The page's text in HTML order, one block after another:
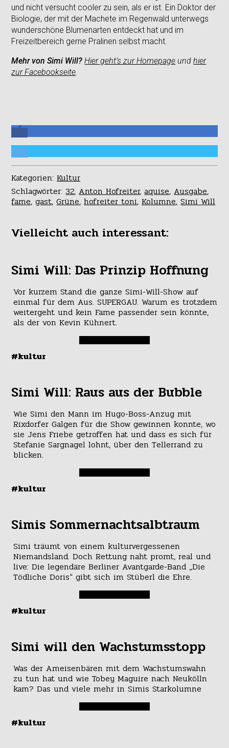
und nicht versucht cooler zu sein, als er ist. Ein Doktor der
Biologie, der mit der Machete im Regenwald unterwegs
wunderschöne Blumenarten entdeckt hat und im
Freizeitbereich gerne Pralinen selbst macht.
Mehr von Simi Will? Hier geht’s zur Homepage undhier
zur Facebookseite
Kategorien:Kultur
Schlagwörter:32,Anton Hofreiter,aquise,Ausgabe,
fame,gast,Grüne,hofreiter toni,Kolumne,Simi Will
Vielleicht auch interessant:
Simi Will: Das Prinzip Hoffnung
Vor kurzem Stand die ganze Simi-Will-Show auf
einmal für dem Aus. SUPERGAU. Warum es trotzdem
weitergeht und kein Fame passender sein könnte,
als der von Kevin Kühnert.
#kultur
Simi Will: Raus aus der Bubble
Wie Simi den Mann im Hugo-Boss-Anzug mit
Rixdorfer Galgen für die Show gewinnen konnte, wo
sie Jens Friebe getroffen hat und dass es sich für
Stefanie Sargnagel lohnt, über den Tellerrand zu
blicken.
#kultur
Simis Sommernachtsalbtraum
Simi träumt von einem kulturvergessenen
Niemandsland. Doch Rettung naht promt, real und
live: Die legendäre Berliner Avantgarde-Band „Die
Tödliche Doris“ gibt sich im Stüberl die Ehre.
#kultur
Simi will den Wachstumsstopp
Was der Ameisenbären mit dem Wachstumswahn
zu tun hat und wie Tobey Maguire nach Neukölln
kam? Das und viele mehr in Simis Starkolumne
#kultur